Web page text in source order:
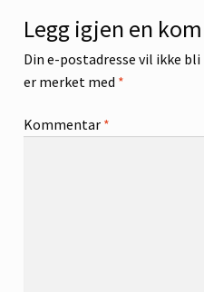
Legg igjen en
Din e-postadresse vil ikke
er merket med *
Kommentar *